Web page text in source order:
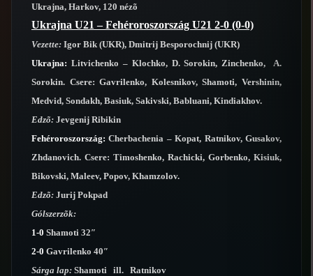
Ukrajna, Harkov, 120 nézõ
Ukrajna U21 – Fehéroroszország U21 2-0 (0-0)
Vezette: Igor Bik (UKR), Dmitrij Besporochnij (UKR)
Ukrajna: Litvichenko – Klochko, D. Sorokin, Zinchenko, A.
Sorokin. Csere: Gavrilenko, Kolesnikov, Shamoti, Vershinin,
Medvid, Sondakh, Basiuk, Sakivski, Babluani, Kindiakhov.
Edzõ: Jevgenij Ribikin
Fehéroroszország: Cherbachenia – Kopat, Ratnikov, Gusakov,
Zhdanovich. Csere: Timoshenko, Rachicki, Gorbenko, Kisiuk,
Bikovski, Maleev, Popov, Khamzolov.
Edzõ: Jurij Pokpad
Gólszerzõk:
1-0 Shamoti 32″
2-0 Gavrilenko 40″
Sárga lap: Shamoti ill. Ratnikov